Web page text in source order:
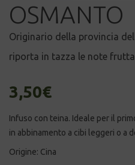
OSMANTO
Originario della provincia
riporta in tazza le note
3,50€
Infuso con teina. Ideale per il
in abbinamento a cibi leggeri o a
Origine: Cina